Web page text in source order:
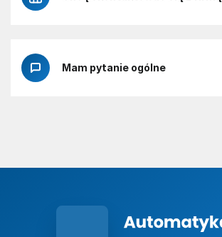
Mam pytanie ogólne